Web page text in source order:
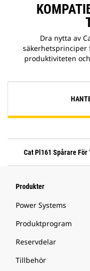
Dra nytta av
säkerhetsprinciper
produktiviteten
Cat Pl161 Spårare
Produkter
Power Systems
Produktprogram
Reservdelar
Tillbehör